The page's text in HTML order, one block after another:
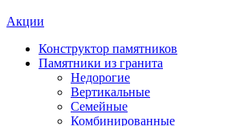
Акции
Конструктор памятников
Памятники из гранита
Недорогие
Вертикальные
Семейные
Комбинированные